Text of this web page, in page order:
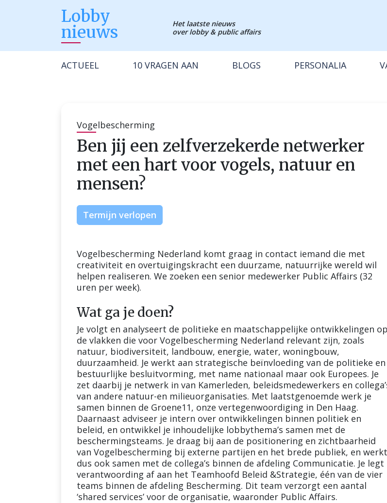
Lobby
nieuws
Het laatste nieuws
over lobby & public affairs
ACTUEEL 10 VRAGEN AAN BLOGS PERSONALIA
Vogelbescherming
Ben jij een zelfverzekerde netwerker
met een hart voor vogels, natuur en
mensen?
Termijn verlopen
Vogelbescherming Nederland komt graag in contact iemand die met
creativiteit en overtuigingskracht een duurzame, natuurrijke wereld wil
helpen realiseren. We zoeken een senior medewerker Public Affairs (32
uren per week).
Wat ga je doen?
Je volgt en analyseert de politieke en maatschappelijke ontwikkelingen op
de vlakken die voor Vogelbescherming Nederland relevant zijn, zoals
natuur, biodiversiteit, landbouw, energie, water, woningbouw,
duurzaamheid. Je werkt aan strategische beïnvloeding van de politieke en
bestuurlijke besluitvorming, met name nationaal maar ook Europees. Je
zet daarbij je netwerk in van Kamerleden, beleidsmedewerkers en
van andere natuur-en milieuorganisaties. Met laatstgenoemde werk je
samen binnen de Groene11, onze vertegenwoordiging in Den Haag.
Daarnaast adviseer je intern over ontwikkelingen binnen politiek en
beleid, en ontwikkel je inhoudelijke lobbythema’s samen met de
beschermingsteams. Je draag bij aan de positionering en zichtbaarheid
van Vogelbescherming bij externe partijen en het brede publiek, en werkt
dus ook samen met de collega’s binnen de afdeling Communicatie. Je legt
verantwoording af aan het Teamhoofd Beleid &Strategie, één van de vier
teams binnen de afdeling Bescherming. Dit team verzorgt een aantal
‘shared services’ voor de organisatie, waaronder Public Affairs.